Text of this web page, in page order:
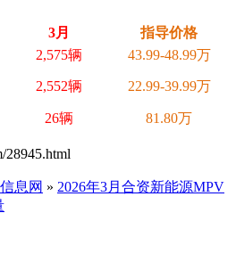
3月
指导价格
2,575辆 43.99-48.99万
2,552辆 22.99-39.99万
26辆 81.80万
28945.html
息网 » 2026年3月合资新能源MPV